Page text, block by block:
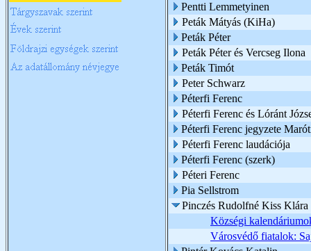
Pentti Lemmetyinen
Peták Mátyás (KiHa)
Peták Péter
Peták Péter és Vercseg Ilona
Peták Timót
Peter Schwarz
Péterfi Ferenc
Péterfi Ferenc és Lóránt
Péterfi Ferenc jegyzete
Péterfi Ferenc laudációja
Péterfi Ferenc (szerk)
Péteri Ferenc
Pia Sellstrom
Pinczés Rudolfné Kiss Klára
Községi
Városvédő fiatalok: